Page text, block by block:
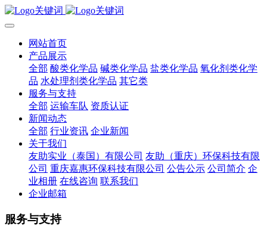
网站首页
产品展示
全部 酸类化学品 碱类化学品 盐类化学品 氧化剂类化学
品 水处理剂类化学品 其它类
服务与支持
全部 运输车队 资质认证
新闻动态
全部 行业资讯 企业新闻
关于我们
友助实业（泰国）有限公司 友助（重庆）环保科技有限
公司 重庆嘉惠环保科技有限公司 公告公示 公司简介 企
业相册 在线咨询 联系我们
企业邮箱
服务与支持